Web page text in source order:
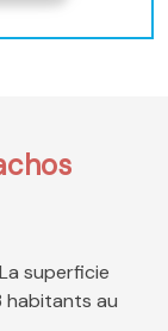
superficie
habitants au